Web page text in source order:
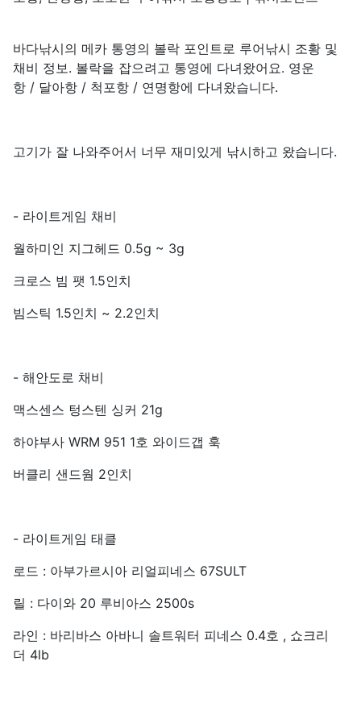
바다낚시의 메카 통영의 볼락 포인트로 루어낚시 조황 및
채비 정보. 볼락을 잡으려고 통영에 다녀왔어요. 영운
항 / 달아항 / 척포항 / 연명항에 다녀왔습니다.
고기가 잘 나와주어서 너무 재미있게 낚시하고 왔습니다.
- 라이트게임 채비
월하미인 지그헤드 0.5g ~ 3g
크로스 빔 팻 1.5인치
빔스틱 1.5인치 ~ 2.2인치
- 해안도로 채비
맥스센스 텅스텐 싱커 21g
하야부사 WRM 951 1호 와이드갭 훅
버클리 샌드웜 2인치
- 라이트게임 태클
로드 : 아부가르시아 리얼피네스 67SULT
릴 : 다이와 20 루비아스 2500s
라인 : 바리바스 아바니 솔트워터 피네스 0.4호 , 쇼크리
더 4lb